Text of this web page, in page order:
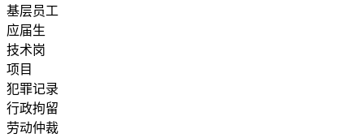
基层员工
应届生
技术岗
项目
犯罪记录
行政拘留
劳动仲裁